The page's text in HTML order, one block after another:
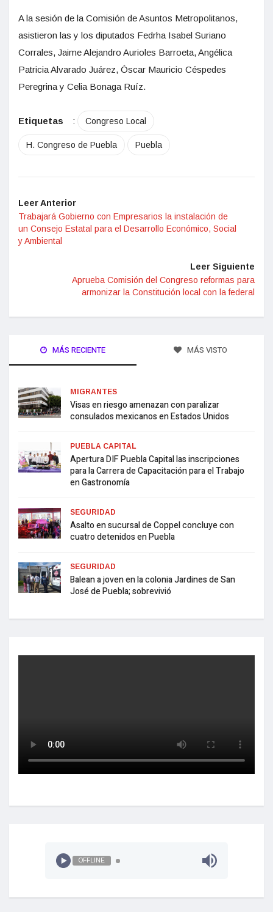
A la sesión de la Comisión de Asuntos Metropolitanos,
asistieron las y los diputados Fedrha Isabel Suriano
Corrales, Jaime Alejandro Aurioles Barroeta, Angélica
Patricia Alvarado Juárez, Óscar Mauricio Céspedes
Peregrina y Celia Bonaga Ruíz.
Etiquetas : Congreso Local
H. Congreso de Puebla Puebla
Leer Anterior
Trabajará Gobierno con Empresarios la instalación de
un Consejo Estatal para el Desarrollo Económico, Social
y Ambiental
Leer Siguiente
Aprueba Comisión del Congreso reformas para
armonizar la Constitución local con la federal
MÁS RECIENTE MÁS VISTO
MIGRANTES
Visas en riesgo amenazan con paralizar
consulados mexicanos en Estados Unidos
PUEBLA CAPITAL
Apertura DIF Puebla Capital las inscripciones
para la Carrera de Capacitación para el Trabajo
en Gastronomía
SEGURIDAD
Asalto en sucursal de Coppel concluye con
cuatro detenidos en Puebla
SEGURIDAD
Balean a joven en la colonia Jardines de San
José de Puebla; sobrevivió
OFFLINE